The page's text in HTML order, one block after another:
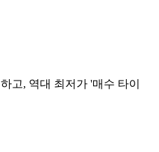
고, 역대 최저가 '매수 타이